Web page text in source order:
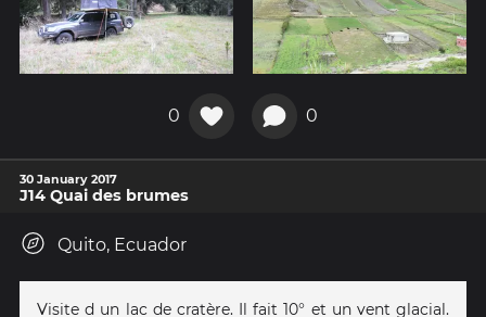
0 0
30 January 2017
J14 Quai des brumes
Quito, Ecuador
Visite d un lac de cratère. Il fait 10° et un vent glacial.